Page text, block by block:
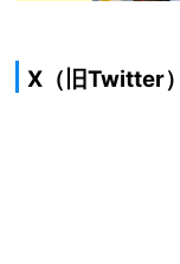
X（旧Twitter）